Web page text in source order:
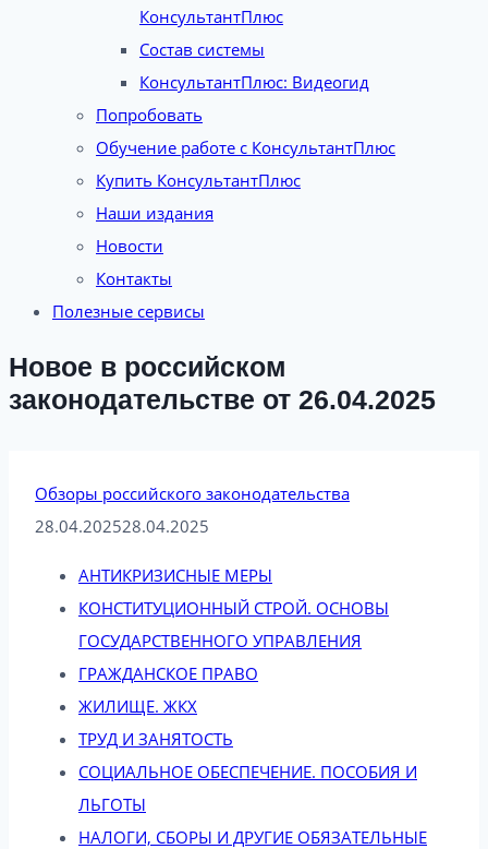
КонсультантПлюс
Состав системы
КонсультантПлюс: Видеогид
Попробовать
Обучение работе с КонсультантПлюс
Купить КонсультантПлюс
Наши издания
Новости
Контакты
Полезные сервисы
Новое в российском
законодательстве от 26.04.2025
Обзоры российского законодательства
28.04.202528.04.2025
АНТИКРИЗИСНЫЕ МЕРЫ
КОНСТИТУЦИОННЫЙ СТРОЙ. ОСНОВЫ
ГОСУДАРСТВЕННОГО УПРАВЛЕНИЯ
ГРАЖДАНСКОЕ ПРАВО
ЖИЛИЩЕ. ЖКХ
ТРУД И ЗАНЯТОСТЬ
СОЦИАЛЬНОЕ ОБЕСПЕЧЕНИЕ. ПОСОБИЯ И
ЛЬГОТЫ
НАЛОГИ, СБОРЫ И ДРУГИЕ ОБЯЗАТЕЛЬНЫЕ